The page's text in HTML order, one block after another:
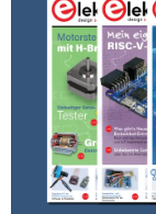
énergétique
et la
Les
prochaine
dans un